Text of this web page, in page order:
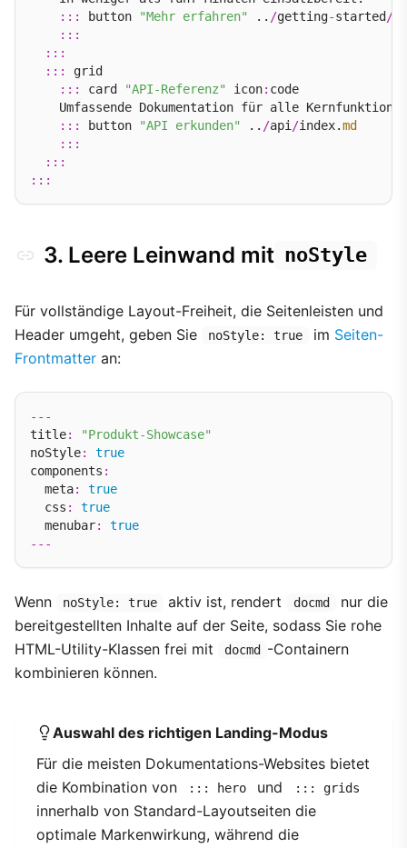
:::
button "Mehr erfahren" .. /getting-started /
:::
:::
:::
grid
:::
card "API-Referenz" icon: code
Umfassende Dokumentation für alle
:::
button "API erkunden" .. /api /index.md
:::
:::
:::
3. Leere Leinwand mit noStyle
Für vollständige Layout-Freiheit, die Seitenleisten und
Header umgeht, geben Sie
noStyle: true im Seiten-
Frontmatter an:
---
title:
"Produkt-Showcase"
noStyle:
true
components :
  meta
:
true
  css
:
true
  menubar
:
true
---
Wenn noStyle: true aktiv ist, rendert docmd
nur die
bereitgestellten Inhalte auf der Seite, sodass Sie rohe
HTML-Utility-Klassen frei mit
docmd
-Containern
kombinieren können.
Auswahl des richtigen Landing-Modus
Für die meisten Dokumentations-Websites bietet
die Kombination von
::: hero und ::: grids
innerhalb von Standard-Layoutseiten die
optimale Markenwirkung, während die